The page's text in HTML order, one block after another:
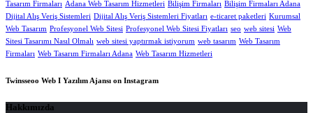
Tasarım Firmaları Adana Web Tasarım Hizmetleri Bilişim Firmaları Bilişim Firmaları Adana
Dijital Alış Veriş Sistemleri Dijital Alış Veriş Sistemleri Fiyatları e-ticaret paketleri Kurumsal
Web Tasarım Profesyonel Web Sitesi Profesyonel Web Sitesi Fiyatları seo web sitesi Web
Sitesi Tasarımı Nasıl Olmalı web sitesi yaptırmak istiyorum web tasarım Web Tasarım
Firmaları Web Tasarım Firmaları Adana Web Tasarım Hizmetleri
Twinsseoo Web I Yazılım Ajansı on Instagram
Hakkımızda